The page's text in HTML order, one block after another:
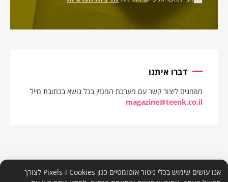
דברו איתנו
מוזמנים ליצור קשר עם מערכת המגזין בכל נושא בכתובת מייל
magazine@teenk.co.il
אנו עושים שימוש בכלי ניטור אוטומטיים כגון Cookies ו-Pixels לצורך